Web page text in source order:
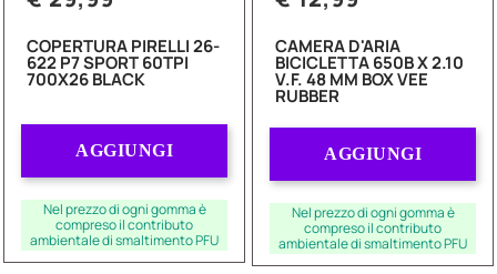
COPERTURA PIRELLI 26-
622 P7 SPORT 60TPI
700X26 BLACK
AGGIUNGI
Nel prezzo di ogni gomma è
compreso il contributo
ambientale di smaltimento PFU
CAMERA D'ARIA
BICICLETTA 650B X 2.10
V.F. 48 MM BOX VEE
RUBBER
AGGIUNGI
Nel prezzo di ogni gomma è
compreso il contributo
ambientale di smaltimento PFU